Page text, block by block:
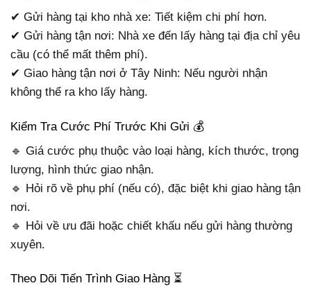
✔ Gửi hàng tại kho nhà xe: Tiết kiệm chi phí hơn.
✔ Gửi hàng tận nơi: Nhà xe đến lấy hàng tại địa chỉ yêu
cầu (có thể mất thêm phí).
✔ Giao hàng tận nơi ở Tây Ninh: Nếu người nhận
không thể ra kho lấy hàng.
Kiểm Tra Cước Phí Trước Khi Gửi 💰
🔹 Giá cước phụ thuộc vào loại hàng, kích thước, trọng
lượng, hình thức giao nhận.
🔹 Hỏi rõ về phụ phí (nếu có), đặc biệt khi giao hàng tận
nơi.
🔹 Hỏi về ưu đãi hoặc chiết khấu nếu gửi hàng thường
xuyên.
Theo Dõi Tiến Trình Giao Hàng ⏳